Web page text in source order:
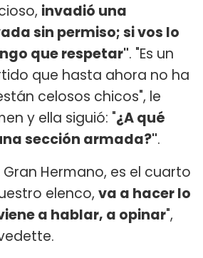
invadió una
sin permiso; si vos lo
que respetar". "Es un
que hasta ahora no ha
celosos chicos", le
y ella siguió: "¿A qué
sección armada?".
Hermano, es el cuarto
elenco, va a hacer lo
a hablar, a opinar",